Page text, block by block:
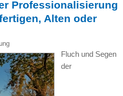
Professionalisierung
Alten oder
Fluch und Segen
der